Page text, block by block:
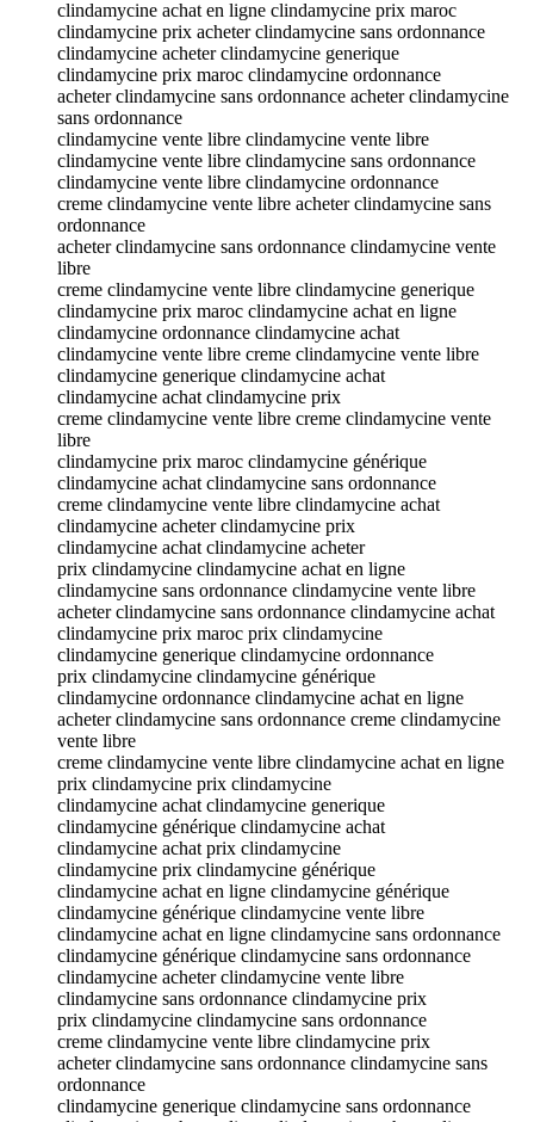
clindamycine achat en ligne clindamycine prix maroc
clindamycine prix acheter clindamycine sans ordonnance
clindamycine acheter clindamycine generique
clindamycine prix maroc clindamycine ordonnance
acheter clindamycine sans ordonnance acheter clindamycine
sans ordonnance
clindamycine vente libre clindamycine vente libre
clindamycine vente libre clindamycine sans ordonnance
clindamycine vente libre clindamycine ordonnance
creme clindamycine vente libre acheter clindamycine sans
ordonnance
acheter clindamycine sans ordonnance clindamycine vente
libre
creme clindamycine vente libre clindamycine generique
clindamycine prix maroc clindamycine achat en ligne
clindamycine ordonnance clindamycine achat
clindamycine vente libre creme clindamycine vente libre
clindamycine generique clindamycine achat
clindamycine achat clindamycine prix
creme clindamycine vente libre creme clindamycine vente
libre
clindamycine prix maroc clindamycine générique
clindamycine achat clindamycine sans ordonnance
creme clindamycine vente libre clindamycine achat
clindamycine acheter clindamycine prix
clindamycine achat clindamycine acheter
prix clindamycine clindamycine achat en ligne
clindamycine sans ordonnance clindamycine vente libre
acheter clindamycine sans ordonnance clindamycine achat
clindamycine prix maroc prix clindamycine
clindamycine generique clindamycine ordonnance
prix clindamycine clindamycine générique
clindamycine ordonnance clindamycine achat en ligne
acheter clindamycine sans ordonnance creme clindamycine
vente libre
creme clindamycine vente libre clindamycine achat en ligne
prix clindamycine prix clindamycine
clindamycine achat clindamycine generique
clindamycine générique clindamycine achat
clindamycine achat prix clindamycine
clindamycine prix clindamycine générique
clindamycine achat en ligne clindamycine générique
clindamycine générique clindamycine vente libre
clindamycine achat en ligne clindamycine sans ordonnance
clindamycine générique clindamycine sans ordonnance
clindamycine acheter clindamycine vente libre
clindamycine sans ordonnance clindamycine prix
prix clindamycine clindamycine sans ordonnance
creme clindamycine vente libre clindamycine prix
acheter clindamycine sans ordonnance clindamycine sans
ordonnance
clindamycine generique clindamycine sans ordonnance